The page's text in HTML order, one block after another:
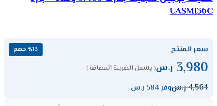
UASMI36C
سعر المنتج ٪13 خصم
3,980 ر.س( يشمل الضريبة المضافة )
4,564ر.سوفر 584 ر.س